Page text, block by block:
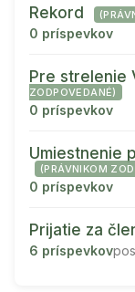
Rekord
0 príspevkov
Pre strelenie
ZODPOVEDANÉ)
0 príspevkov
Umiestnenie
(PRÁVNIKOM
0 príspevkov
Prijatie za
6 príspevkov